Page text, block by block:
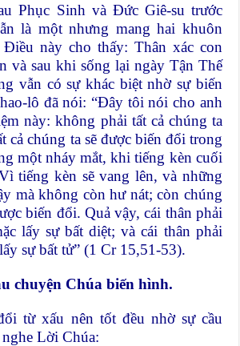
Phục Sinh và Đức Giê-su trước
là một nhưng mang hai khuôn
Điều này cho thấy: Thân xác con
và sau khi sống lại ngày Tận Thế
vẫn có sự khác biệt nhờ sự biến
lô đã nói: “Đây tôi nói cho anh
này: không phải tất cả chúng ta
cả chúng ta sẽ được biến đổi trong
một nháy mắt, khi tiếng kèn cuối
tiếng kèn sẽ vang lên, và những
mà không còn hư nát; còn chúng
biến đổi. Quả vậy, cái thân phải
lấy sự bất diệt; và cái thân phải
sự bất tử” (1 Cr 15,51-53).
chuyện Chúa biến hình.
từ xấu nên tốt đều nhờ sự cầu
Lời Chúa: